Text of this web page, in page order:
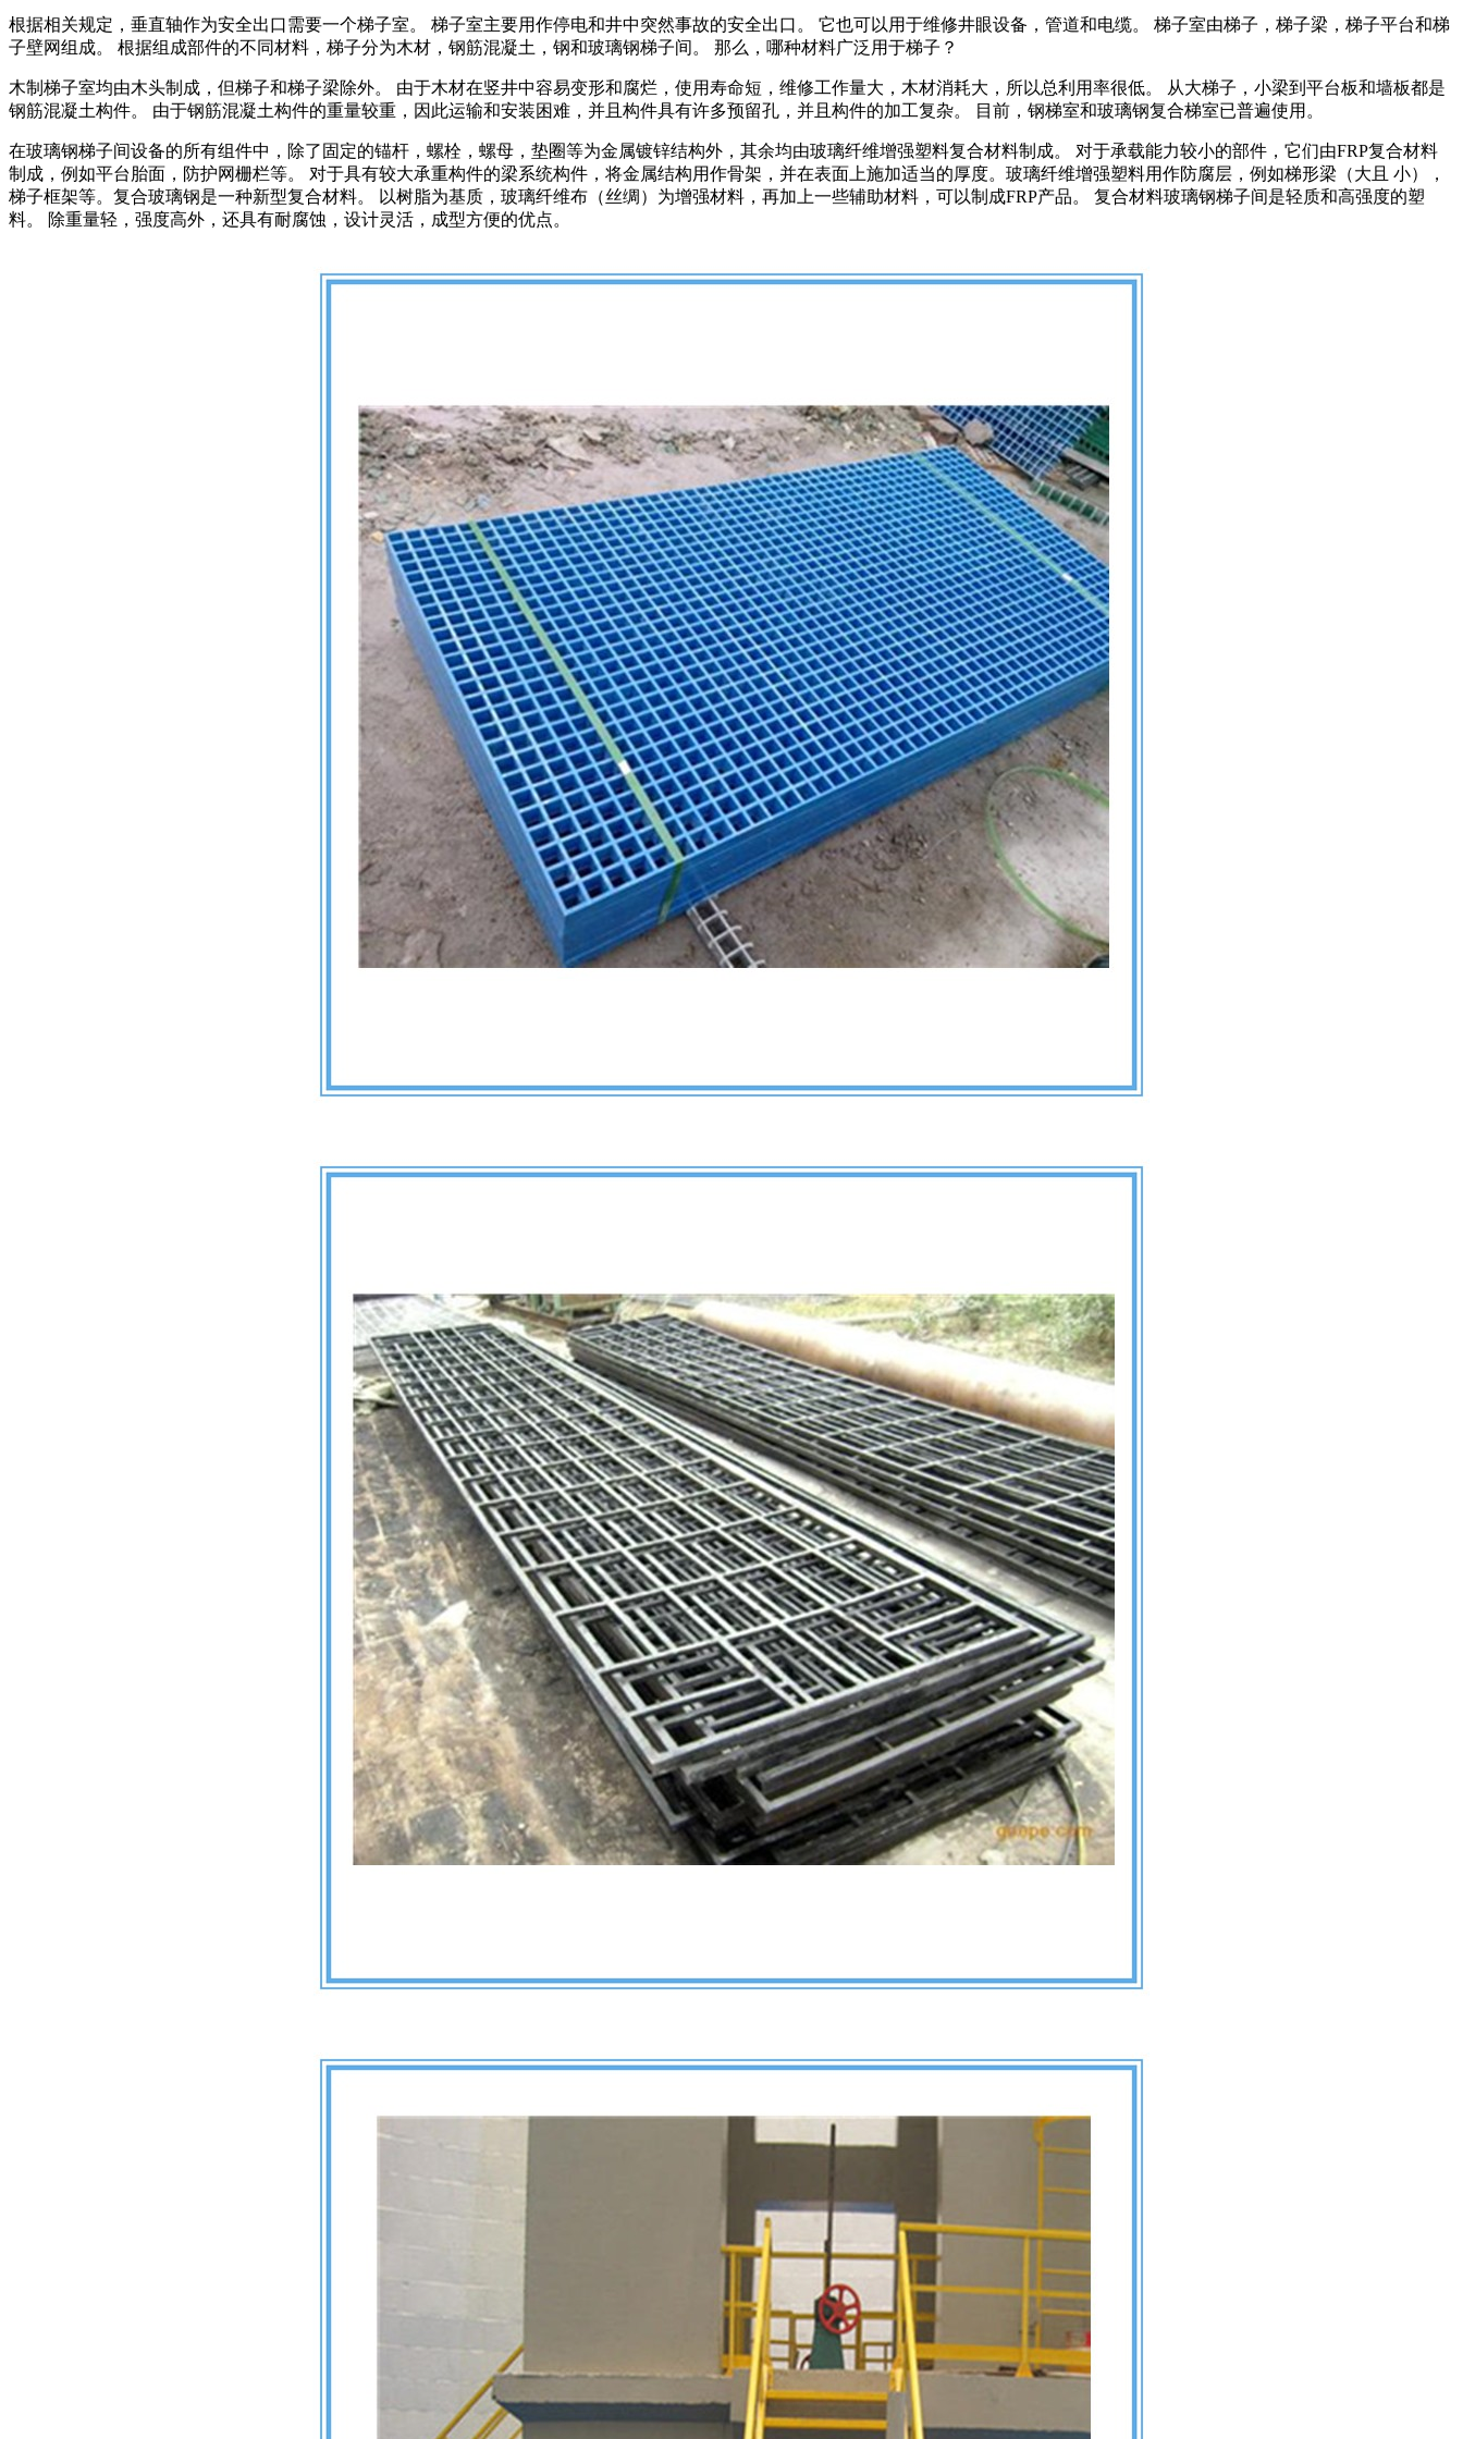
根据相关规定，垂直轴作为安全出口需要一个梯子室。 梯子室主要用作停电和井中突然事故的安全出口。 它也可以用于维修井眼设备，管道和电缆。 梯子室由梯子，梯子梁，梯子平台和梯
子壁网组成。 根据组成部件的不同材料，梯子分为木材，钢筋混凝土，钢和玻璃钢梯子间。 那么，哪种材料广泛用于梯子？
木制梯子室均由木头制成，但梯子和梯子梁除外。 由于木材在竖井中容易变形和腐烂，使用寿命短，维修工作量大，木材消耗大，所以总利用率很低。 从大梯子，小梁到平台板和墙板都是
钢筋混凝土构件。 由于钢筋混凝土构件的重量较重，因此运输和安装困难，并且构件具有许多预留孔，并且构件的加工复杂。 目前，钢梯室和玻璃钢复合梯室已普遍使用。
在玻璃钢梯子间设备的所有组件中，除了固定的锚杆，螺栓，螺母，垫圈等为金属镀锌结构外，其余均由玻璃纤维增强塑料复合材料制成。 对于承载能力较小的部件，它们由FRP复合材料
制成，例如平台胎面，防护网栅栏等。 对于具有较大承重构件的梁系统构件，将金属结构用作骨架，并在表面上施加适当的厚度。玻璃纤维增强塑料用作防腐层，例如梯形梁（大且 小），
梯子框架等。复合玻璃钢是一种新型复合材料。 以树脂为基质，玻璃纤维布（丝绸）为增强材料，再加上一些辅助材料，可以制成FRP产品。 复合材料玻璃钢梯子间是轻质和高强度的塑
料。 除重量轻，强度高外，还具有耐腐蚀，设计灵活，成型方便的优点。